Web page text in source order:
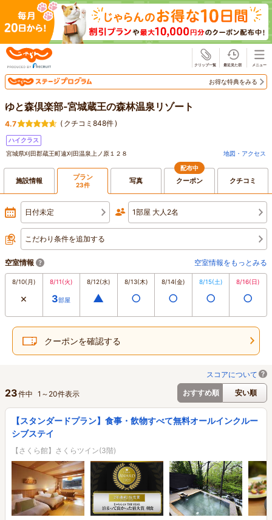
お得な特典をみる
ゆと森倶楽部‐宮城蔵王の森林温泉リゾート
4.7 ( クチコミ848件)
ハイクラス
宮城県刈田郡蔵王町遠刈田温泉上ノ原１２８
地図・アクセス
施設情報 プラン
23件 写真
配布中
クーポン クチコミ
日付未定 1部屋 大人2名
こだわり条件を追加する
空室情報 空室情報をもっとみる
8/10(月)
×
8/11(火)
3部屋
8/12(水)
▲
8/13(木)
○
8/14(金)
○
8/15(土)
○
8/16(日)
○
クーポンを確認する
スコアについて
おすすめ順
安い順
23件中 1 ～ 20件表示
【スタンダードプラン】食事・飲物すべて無料オールインクルー
シブステイ
【さくら館】さくらツイン(3階)